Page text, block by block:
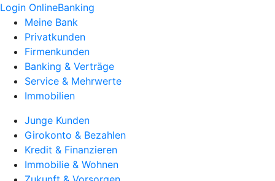
Login OnlineBanking
Meine Bank
Privatkunden
Firmenkunden
Banking & Verträge
Service & Mehrwerte
Immobilien
Junge Kunden
Girokonto & Bezahlen
Kredit & Finanzieren
Immobilie & Wohnen